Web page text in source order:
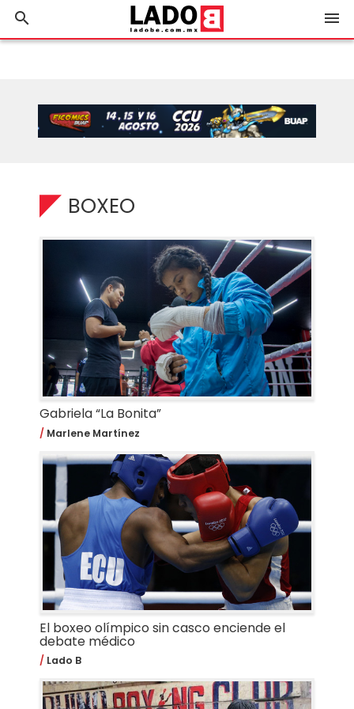
search menu
BOXEO
Gabriela “La Bonita”
Marlene Martínez
El boxeo olímpico sin casco enciende el
debate médico
Lado B